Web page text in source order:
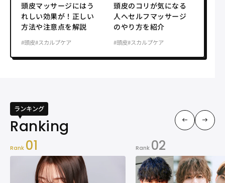
頭皮マッサージにはう
れしい効果が！正しい
方法や注意点を解説
#頭皮#スカルプケア
頭皮のコリが気になる
人へセルフマッサージ
のやり方を紹介
#頭皮#スカルプケア
ランキング
Rank 01 Rank 02